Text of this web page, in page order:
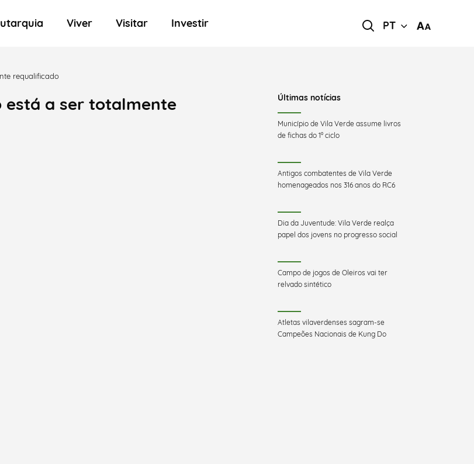
Autarquia Viver Visitar Investir PT
requalificado
está a ser totalmente
Últimas notícias
Município de Vila Verde assume livros
de fichas do 1º ciclo
Antigos combatentes de Vila Verde
homenageados nos 316 anos do RC6
Dia da Juventude: Vila Verde realça
papel dos jovens no progresso social
Campo de jogos de Oleiros vai ter
relvado sintético
Atletas vilaverdenses sagram-se
Campeões Nacionais de Kung Do